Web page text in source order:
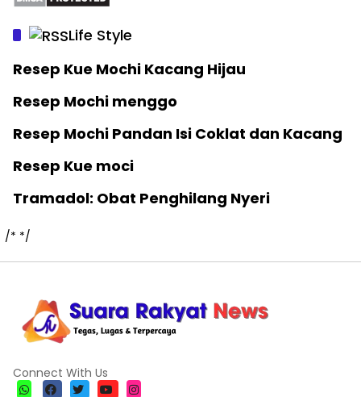
Life Style
Resep Kue Mochi Kacang Hijau
Resep Mochi menggo
Resep Mochi Pandan Isi Coklat dan Kacang
Resep Kue moci
Tramadol: Obat Penghilang Nyeri
/* */
Connect With Us